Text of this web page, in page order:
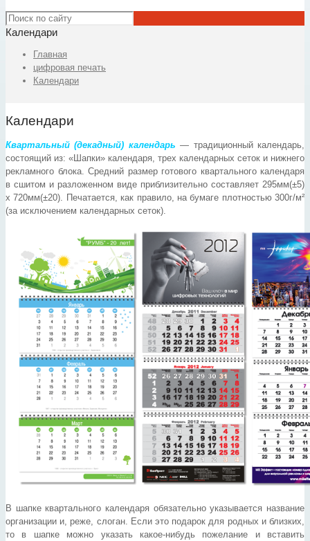
Календари
Главная
цифровая печать
Календари
Календари
Квартальный (декадный) календарь — традиционный календарь,
состоящий из: «Шапки» календаря, трех календарных сеток и нижнего
рекламного блока. Средний размер готового квартального календаря
в сшитом и разложенном виде приблизительно составляет 295мм(±5)
х 720мм(±20). Печатается, как правило, на бумаге плотностью 300г/м²
(за исключением календарных сеток).
В шапке квартального календаря обязательно указывается название
организации и, реже, слоган. Если это подарок для родных и близких,
то в шапке можно указать какое-нибудь пожелание и вставить